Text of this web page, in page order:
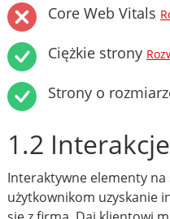
Core Web Vitals
Ciężkie strony
Strony o
1.2 Interakcje
Interaktywne elementy
użytkownikom uzyskanie